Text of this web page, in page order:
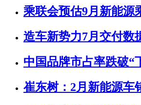
乘联会预估9月新能源
造车新势力7月交付数
中国品牌市占率跌破“
崔东树：2月新能源车